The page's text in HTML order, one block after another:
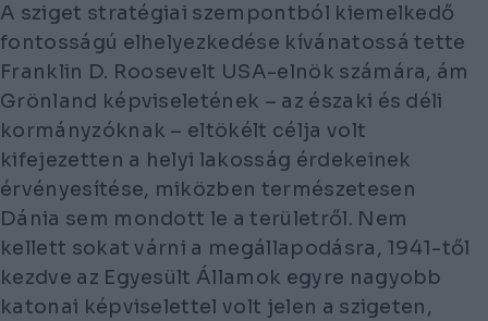
A sziget stratégiai szempontból kiemelkedő
fontosságú elhelyezkedése kívánatossá tette
Franklin D. Roosevelt USA-elnök számára, ám
Grönland képviseletének – az északi és déli
kormányzóknak – eltökélt célja volt
kifejezetten a helyi lakosság érdekeinek
érvényesítése, miközben természetesen
Dánia sem mondott le a területről. Nem
kellett sokat várni a megállapodásra, 1941-től
kezdve az Egyesült Államok egyre nagyobb
katonai képviselettel volt jelen a szigeten,